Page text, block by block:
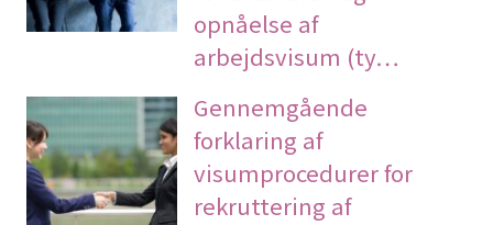
opnåelse af
arbejdsvisum (ty…
Gennemgående
forklaring af
visumprocedurer for
rekruttering af